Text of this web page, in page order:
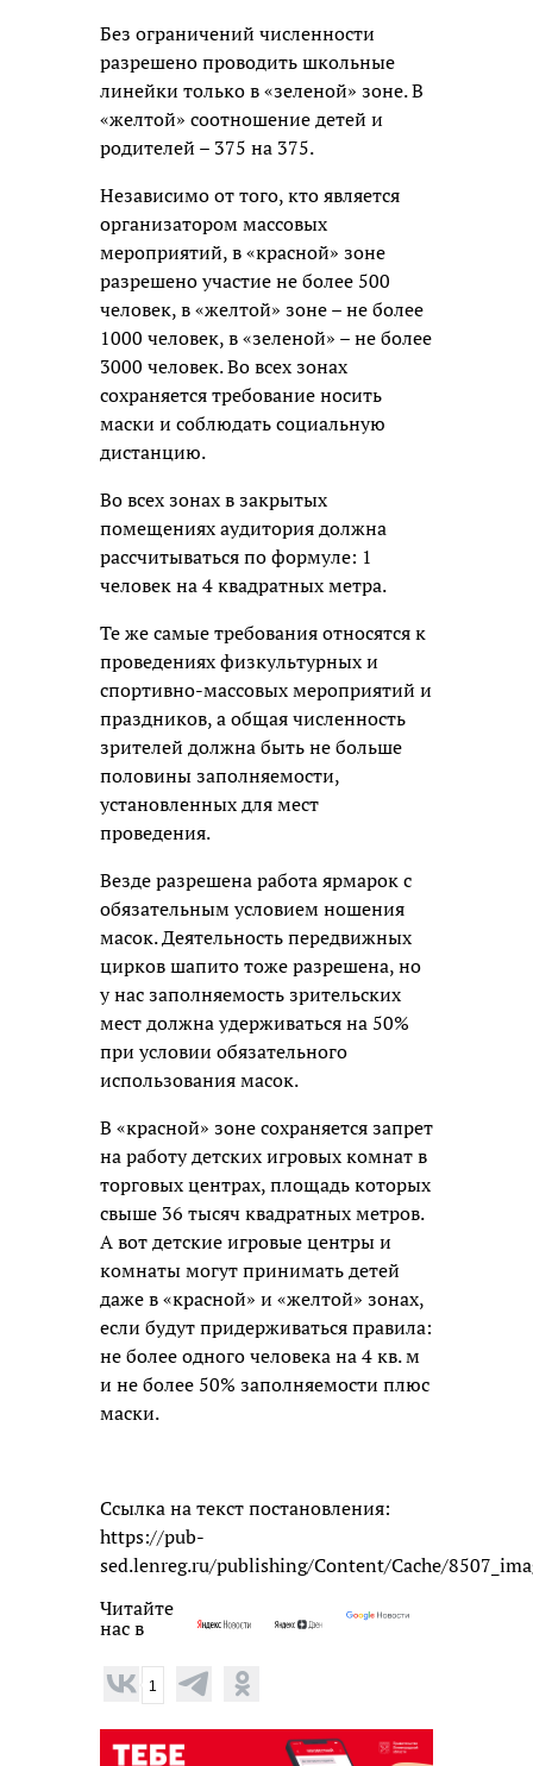
Без ограничений численности
разрешено проводить школьные
линейки только в «зеленой» зоне. В
«желтой» соотношение детей и
родителей – 375 на 375.
Независимо от того, кто является
организатором массовых
мероприятий, в «красной» зоне
разрешено участие не более 500
человек, в «желтой» зоне – не более
1000 человек, в «зеленой» – не более
3000 человек. Во всех зонах
сохраняется требование носить
маски и соблюдать социальную
дистанцию.
Во всех зонах в закрытых
помещениях аудитория должна
рассчитываться по формуле: 1
человек на 4 квадратных метра.
Те же самые требования относятся к
проведениях физкультурных и
спортивно-массовых мероприятий и
праздников, а общая численность
зрителей должна быть не больше
половины заполняемости,
установленных для мест
проведения.
Везде разрешена работа ярмарок с
обязательным условием ношения
масок. Деятельность передвижных
цирков шапито тоже разрешена, но
у нас заполняемость зрительских
мест должна удерживаться на 50%
при условии обязательного
использования масок.
В «красной» зоне сохраняется запрет
на работу детских игровых комнат в
торговых центрах, площадь которых
свыше 36 тысяч квадратных метров.
А вот детские игровые центры и
комнаты могут принимать детей
даже в «красной» и «желтой» зонах,
если будут придерживаться правила:
не более одного человека на 4 кв. м
и не более 50% заполняемости плюс
маски.
Ссылка на текст постановления:
https://pub-
sed.lenreg.ru/publishing/Content/Cache/
Читайте
нас в
1